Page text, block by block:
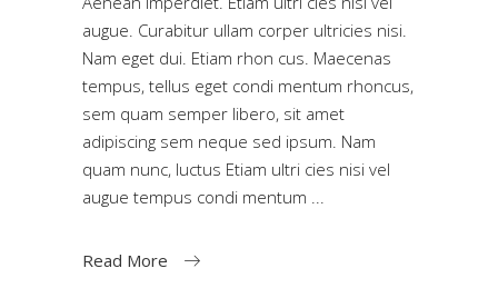
augue. Curabitur ullam corper ultricies nisi.
Nam eget dui. Etiam rhon cus. Maecenas
tempus, tellus eget condi mentum rhoncus,
sem quam semper libero, sit amet
adipiscing sem neque sed ipsum. Nam
quam nunc, luctus Etiam ultri cies nisi vel
augue tempus condi mentum
Read More